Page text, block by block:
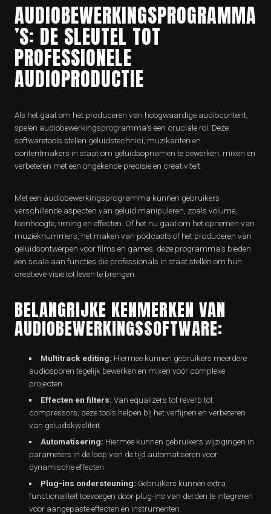
AUDIOBEWERKINGSPROGRAMMA
’S: DE SLEUTEL TOT
PROFESSIONELE
AUDIOPRODUCTIE
Als het gaat om het produceren van hoogwaardige audiocontent,
spelen audiobewerkingsprogramma’s een cruciale rol. Deze
softwaretools stellen geluidstechnici, muzikanten en
contentmakers in staat om geluidsopnamen te bewerken, mixen en
verbeteren met een ongekende precisie en creativiteit.
Met een audiobewerkingsprogramma kunnen gebruikers
verschillende aspecten van geluid manipuleren, zoals volume,
toonhoogte, timing en effecten. Of het nu gaat om het opnemen van
muzieknummers, het maken van podcasts of het produceren van
geluidsontwerpen voor films en games, deze programma’s bieden
een scala aan functies die professionals in staat stellen om hun
creatieve visie tot leven te brengen.
BELANGRIJKE KENMERKEN VAN
AUDIOBEWERKINGSSOFTWARE:
Multitrack editing: Hiermee kunnen gebruikers meerdere
audiosporen tegelijk bewerken en mixen voor complexe
projecten.
Effecten en filters: Van equalizers tot reverb tot
compressors, deze tools helpen bij het verfijnen en verbeteren
van geluidskwaliteit.
Automatisering: Hiermee kunnen gebruikers wijzigingen in
parameters in de loop van de tijd automatiseren voor
dynamische effecten.
Plug-ins ondersteuning: Gebruikers kunnen extra
functionaliteit toevoegen door plug-ins van derden te integreren
voor aangepaste effecten en instrumenten.